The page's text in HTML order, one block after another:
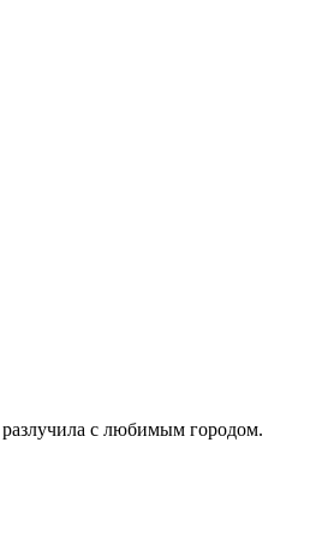
с любимым городом.